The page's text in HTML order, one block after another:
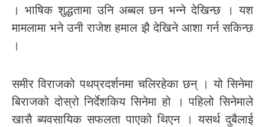
। भाषिक शुद्धतामा उनि अब्बल छन भन्ने देखिन्छ । यश
मामलामा भने उनी राजेश हमाल झै देखिने आशा गर्न सकिन्छ
।
समीर विराजको पथप्रदर्शनमा चलिरहेका छन् । यो सिनेमा
बिराजको दोस्रो निर्देशकिय सिनेमा हो । पहिलो सिनेमाले
खासै ब्यवसायिक सफलता पाएको थिएन । यसर्थ दुबैलाई